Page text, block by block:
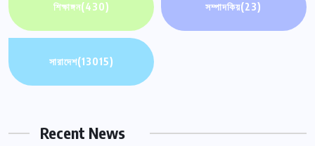
শিক্ষাঙ্গন(430) সম্পাদকিয়(23)
সারাদেশ(13015)
Recent News